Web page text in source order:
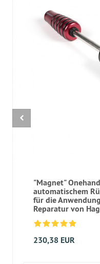
"Magnet"
automatischem
für die
Reparatur von
230,38 EUR